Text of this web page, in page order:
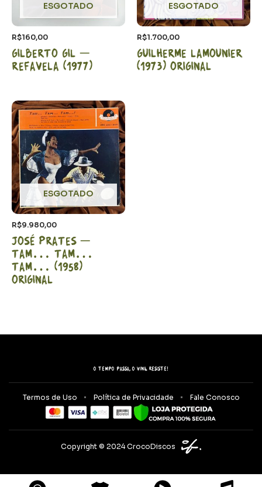
ESGOTADO
R$160,00
Gilberto Gil –
Refavela (1977)
ESGOTADO
R$1.700,00
Guilherme Lamounier
(1973) Original
ESGOTADO
R$9.980,00
José Prates –
Tam… Tam…
Tam… (1958)
Original
O tempo passa, o vinil resiste!
Termos de Uso Política de Privacidade Fale Conosco
Copyright © 2024 CrocoDiscos